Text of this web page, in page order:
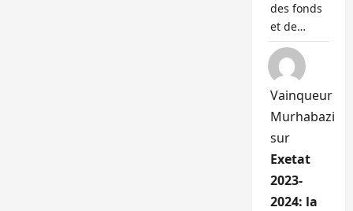
des fonds
et de…
Vainqueur
Murhabazi
sur
Exetat
2023-
2024: la